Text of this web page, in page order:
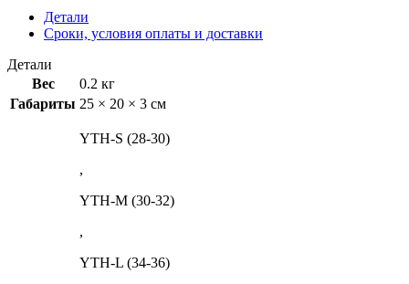
Детали
Сроки, условия оплаты и доставки
Детали
Вес
0.2 кг
Габариты 25 × 20 × 3 см
YTH-S (28-30)
,
YTH-M (30-32)
,
YTH-L (34-36)